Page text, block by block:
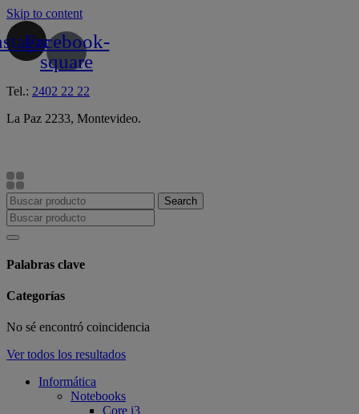
Skip to content
Facebook-
square
Tel.: 2402 22 22
La Paz 2233, Montevideo.
Search
Palabras clave
Categorías
No sé encontró coincidencia
Ver todos los resultados
Informática
Notebooks
Core i3